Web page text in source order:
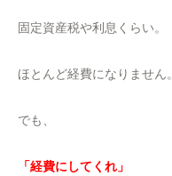
固定資産税や利息くらい。
ほとんど経費になりません。
でも、
「経費にしてくれ」